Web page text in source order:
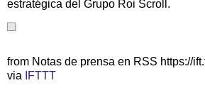
estratégica del Grupo Roi Scroll.
from Notas de prensa en RSS https://
via
IFTTT